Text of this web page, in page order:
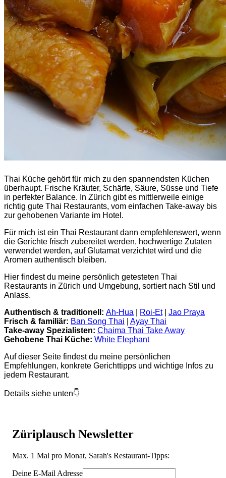
Thai Küche gehört für mich zu den spannendsten Küchen
überhaupt. Frische Kräuter, Schärfe, Säure, Süsse und Tiefe
in perfekter Balance. In Zürich gibt es mittlerweile einige
richtig gute Thai Restaurants, vom einfachen Take-away bis
zur gehobenen Variante im Hotel.
Für mich ist ein Thai Restaurant dann empfehlenswert, wenn
die Gerichte frisch zubereitet werden, hochwertige Zutaten
verwendet werden, auf Glutamat verzichtet wird und die
Aromen authentisch bleiben.
Hier findest du meine persönlich getesteten Thai
Restaurants in Zürich und Umgebung, sortiert nach Stil und
Anlass.
Authentisch & traditionell: Ah-Hua Roi-Et| Jao Praya
Frisch & familiär: Ban Song Thai
Ayay Thai
Take-away Spezialisten: Chaima Thai Take Away
Gehobene Thai Küche: White Elephant
Auf dieser Seite findest du meine persönlichen
Empfehlungen, konkrete Gerichttipps und wichtige Infos zu
jedem Restaurant.
Details siehe unten👇
Züriplausch Newsletter
Max. 1 Mal pro Monat, Sarah's Restaurant-Tipps:
Deine E-Mail Adresse